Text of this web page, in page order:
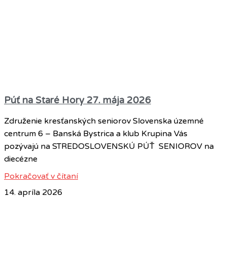
Púť na Staré Hory 27. mája 2026
Združenie kresťanských seniorov Slovenska územné
centrum 6 – Banská Bystrica a klub Krupina Vás
pozývajú na STREDOSLOVENSKÚ PÚŤ SENIOROV na
diecézne
Pokračovať v čítaní
14. apríla 2026